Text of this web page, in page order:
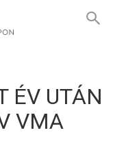
ÉV UTÁN
VMA